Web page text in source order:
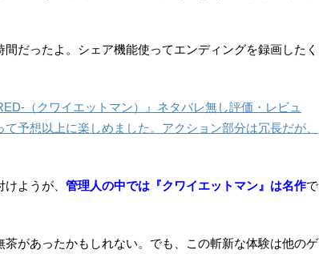
だったよ。シェア機能使ってエンディングを録画したく
（クワイエットマン）』ネタバレ無し評価・レビュ
予想以上に楽しめました。アクション部分は冗長だが、
ようが、 管理人の中では『クワイエットマン』は名作で
があったかもしれない。でも、この斬新な体験は他のゲ